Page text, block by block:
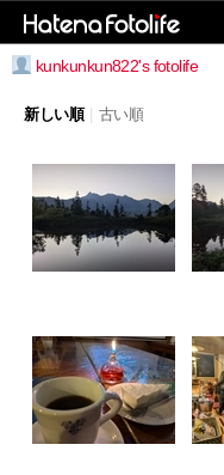
kunkunkun822's fotolife
新しい順 古い順